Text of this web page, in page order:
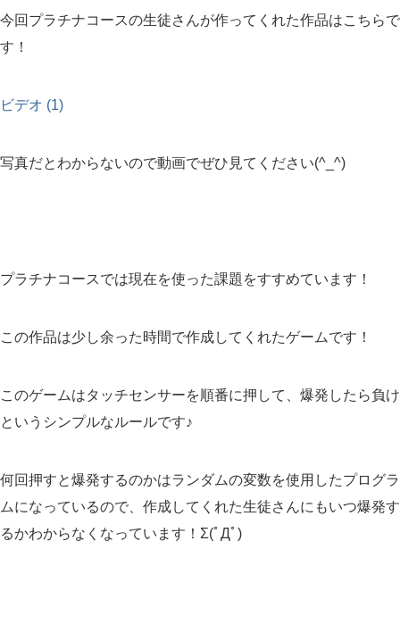
今回プラチナコースの生徒さんが作ってくれた作品はこちらで
す！
ビデオ (1)
写真だとわからないので動画でぜひ見てください(^_^)
プラチナコースでは現在を使った課題をすすめています！
この作品は少し余った時間で作成してくれたゲームです！
このゲームはタッチセンサーを順番に押して、爆発したら負け
というシンプルなルールです♪
何回押すと爆発するのかはランダムの変数を使用したプログラ
ムになっているので、作成してくれた生徒さんにもいつ爆発す
るかわからなくなっています！Σ(ﾟДﾟ)